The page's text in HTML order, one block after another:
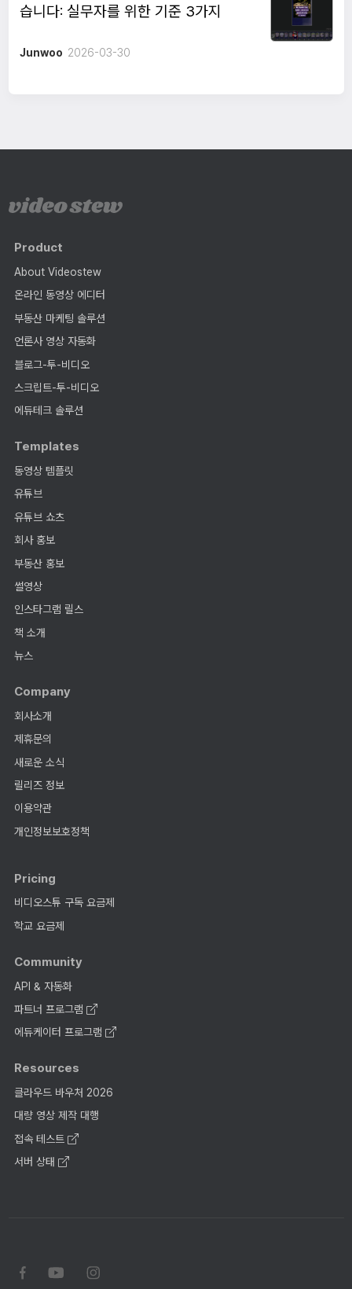
습니다: 실무자를 위한 기준 3가지
Junwoo 2026-03-30
Product
About Videostew
온라인 동영상 에디터
부동산 마케팅 솔루션
언론사 영상 자동화
블로그-투-비디오
스크립트-투-비디오
에듀테크 솔루션
Templates
동영상 템플릿
유튜브
유튜브 쇼츠
회사 홍보
부동산 홍보
썰영상
인스타그램 릴스
책 소개
뉴스
Company
회사소개
제휴문의
새로운 소식
릴리즈 정보
이용약관
개인정보보호정책
Pricing
비디오스튜 구독 요금제
학교 요금제
Community
API & 자동화
파트너 프로그램
에듀케이터 프로그램
Resources
클라우드 바우처 2026
대량 영상 제작 대행
접속 테스트
서버 상태